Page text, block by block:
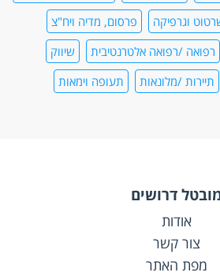
וגרפיקה
פרסום, מדיה ויח"צ
רפואה /רפואה אלטרנטיבית
שיווק
תיירות /מלונאות תעופה וימאות
דרושים
אודות
צור קשר
מפת האתר